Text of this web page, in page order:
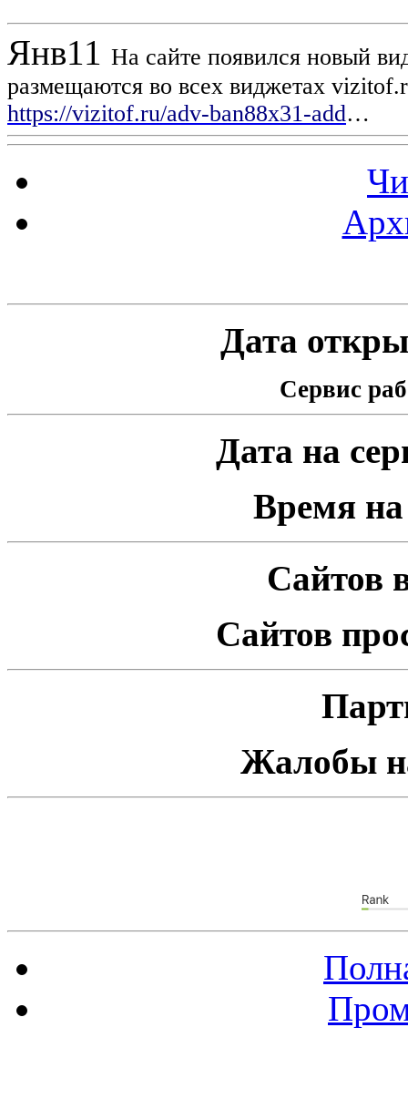
Янв11 На сайте появился новый
размещаются во всех виджетах
https://vizitof.ru/adv-ban88x31-add…
Дата
Сервис
Дата на
Время на
Сайтов
Сайтов
Жалобы